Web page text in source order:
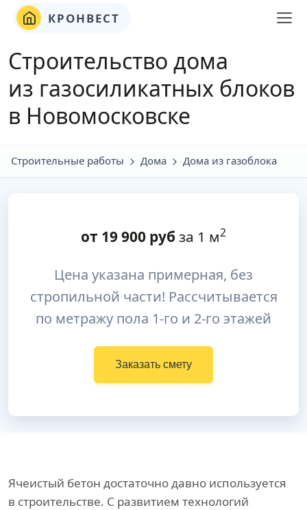
КРОНВЕСТ
Строительство дома
из газосиликатных блоков
в Новомосковске
Строительные работы Дома Дома из газоблока
от 19 900 руб за 1 м2
Цена указана примерная, без
стропильной части! Рассчитывается
по метражу пола 1-го и 2-го этажей
Заказать смету
Ячеистый бетон достаточно давно используется
в строительстве. С развитием технологий